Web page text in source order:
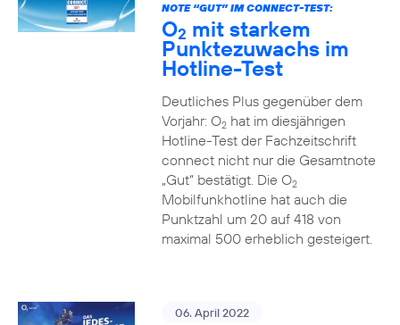
NOTE “GUT” IM CONNECT-TEST:
O2 mit starkem
Punktezuwachs im
Hotline-Test
Deutliches Plus gegenüber dem
Vorjahr: O2hat im diesjährigen
Hotline-Test der Fachzeitschrift
connect nicht nur die Gesamtnote
„Gut“ bestätigt. Die O2
Mobilfunkhotline hat auch die
Punktzahl um 20 auf 418 von
maximal 500 erheblich gesteigert.
06. April 2022